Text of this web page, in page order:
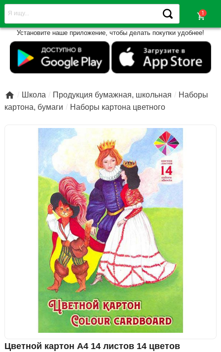
shopping_cart
Установите наше приложение, чтобы делать покупки удобнее!
 Школа Продукция бумажная, школьная
Наборы
картона, бумаги
Наборы картона цветного
Цветной картон А4 14 листов 14 цветов